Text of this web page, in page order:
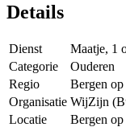
Details
Dienst
Maatje, 1
Categorie
Ouderen
Regio
Bergen
Organisatie WijZijn
Locatie
Bergen